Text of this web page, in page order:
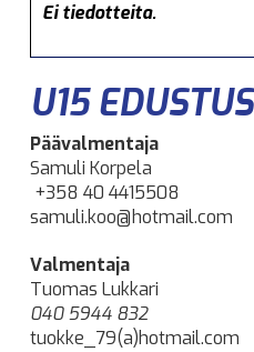
Ei tiedotteita.
U15 EDUSTUS
Päävalmentaja
Samuli Korpela
+358 40 4415508
samuli.koo@hotmail.com
Valmentaja
Tuomas Lukkari
040 5944 832
tuokke_79(a)hotmail.com